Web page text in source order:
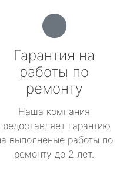
Гарантия на
работы по
ремонту
Наша компания
гарантию
выполненые работы по
ремонту до 2 лет.